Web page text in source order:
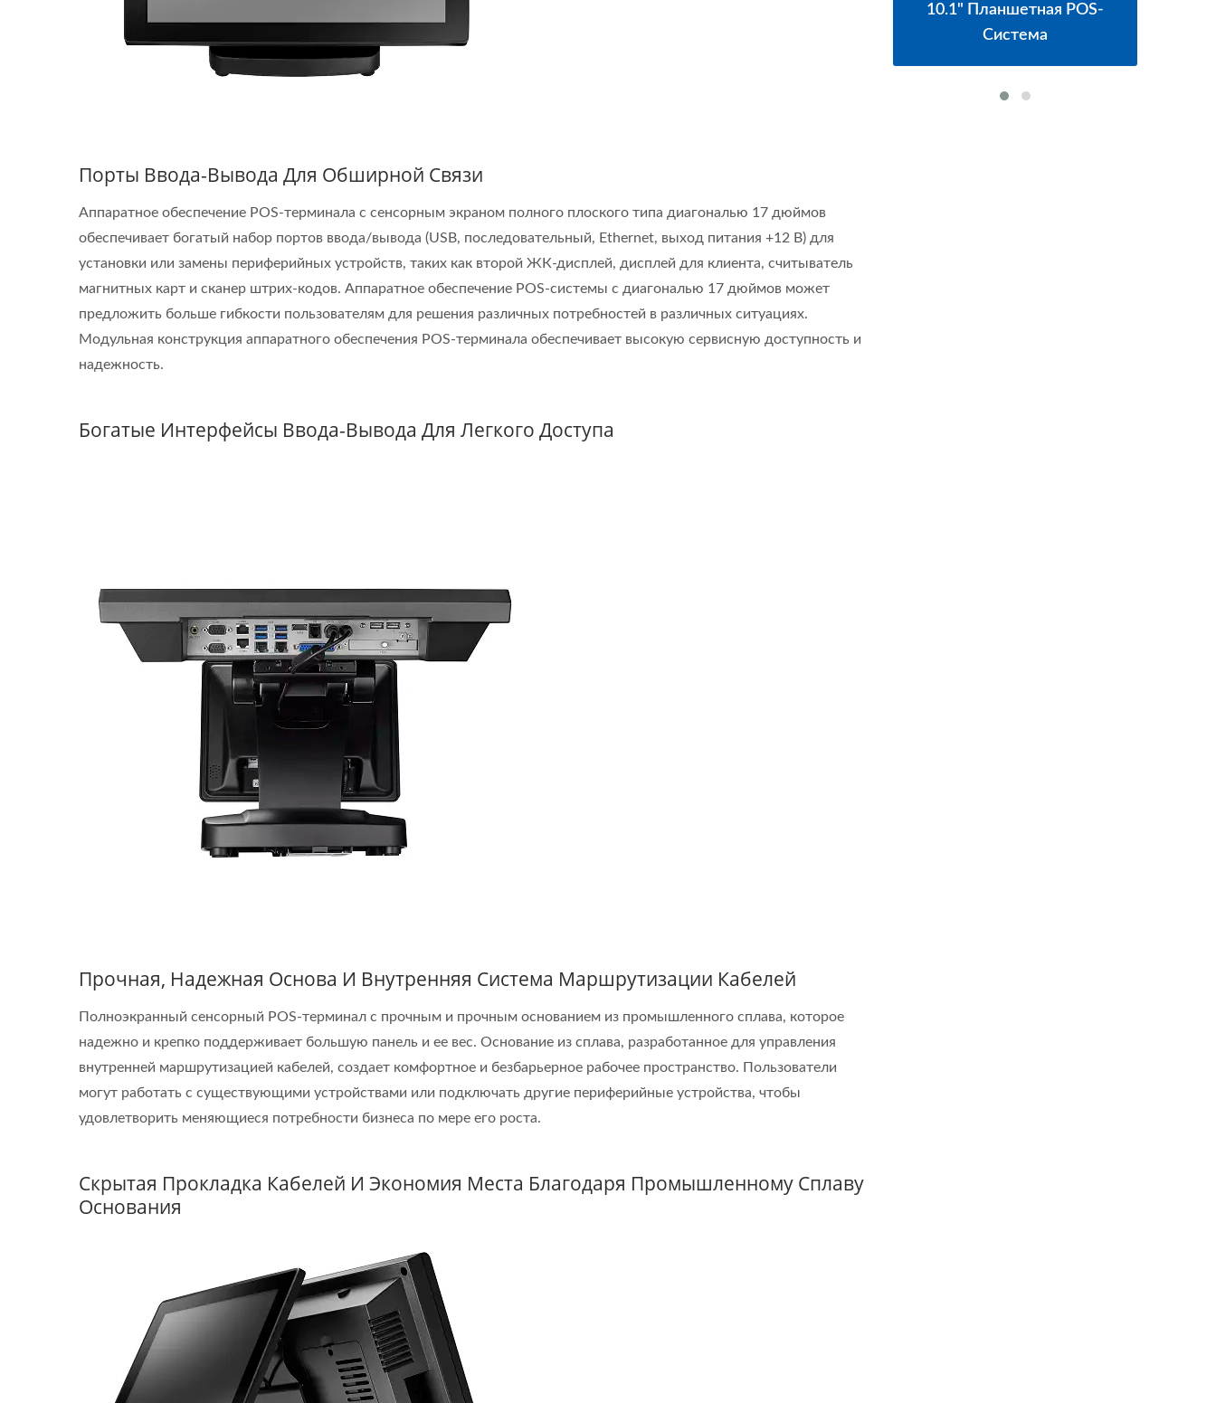
Порты Ввода-Вывода Для Обширной Связи
Аппаратное обеспечение POS-терминала с сенсорным экраном полного плоского типа диагональю 17 дюймов
обеспечивает богатый набор портов ввода/вывода (USB, последовательный, Ethernet, выход питания +12 В) для
установки или замены периферийных устройств, таких как второй ЖК-дисплей, дисплей для клиента, считыватель
магнитных карт и сканер штрих-кодов. Аппаратное обеспечение POS-системы с диагональю 17 дюймов может
предложить больше гибкости пользователям для решения различных потребностей в различных ситуациях.
Модульная конструкция аппаратного обеспечения POS-терминала обеспечивает высокую сервисную доступность и
надежность.
Богатые Интерфейсы Ввода-Вывода Для Легкого Доступа
Прочная, Надежная Основа И Внутренняя Система Маршрутизации Кабелей
Полноэкранный сенсорный POS-терминал с прочным и прочным основанием из промышленного сплава, которое
надежно и крепко поддерживает большую панель и ее вес. Основание из сплава, разработанное для управления
внутренней маршрутизацией кабелей, создает комфортное и безбарьерное рабочее пространство. Пользователи
могут работать с существующими устройствами или подключать другие периферийные устройства, чтобы
удовлетворить меняющиеся потребности бизнеса по мере его роста.
Скрытая Прокладка Кабелей И Экономия Места Благодаря Промышленному Сплаву
Основания
Вентилятора POS-Система
15.6" Сенсорный Экран Без
Вентилятора POS-Система